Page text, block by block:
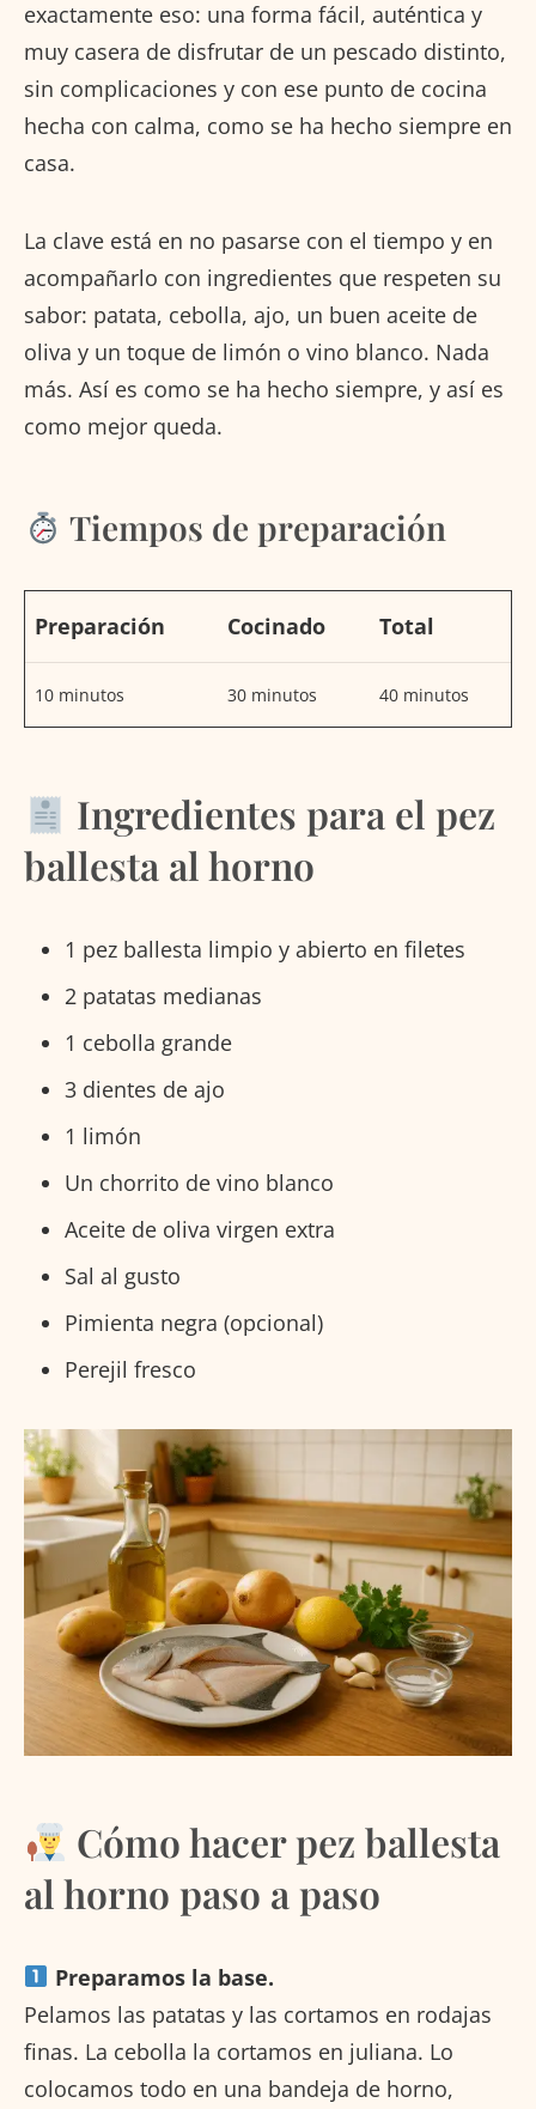
exactamente eso: una forma fácil, auténtica y
muy casera de disfrutar de un pescado distinto,
sin complicaciones y con ese punto de cocina
hecha con calma, como se ha hecho siempre en
casa.
La clave está en no pasarse con el tiempo y en
acompañarlo con ingredientes que respeten su
sabor: patata, cebolla, ajo, un buen aceite de
oliva y un toque de limón o vino blanco. Nada
más. Así es como se ha hecho siempre, y así es
como mejor queda.
Tiempos de preparación
Preparación Cocinado Total
10 minutos 30 minutos 40 minutos
Ingredientes para el pez
ballesta al horno
1 pez ballesta limpio y abierto en filetes
2 patatas medianas
1 cebolla grande
3 dientes de ajo
1 limón
Un chorrito de vino blanco
Aceite de oliva virgen extra
Sal al gusto
Pimienta negra (opcional)
Perejil fresco
Cómo hacer pez ballesta
al horno paso a paso
Preparamos la base.
Pelamos las patatas y las cortamos en rodajas
finas. La cebolla la cortamos en juliana. Lo
colocamos todo en una bandeja de horno,